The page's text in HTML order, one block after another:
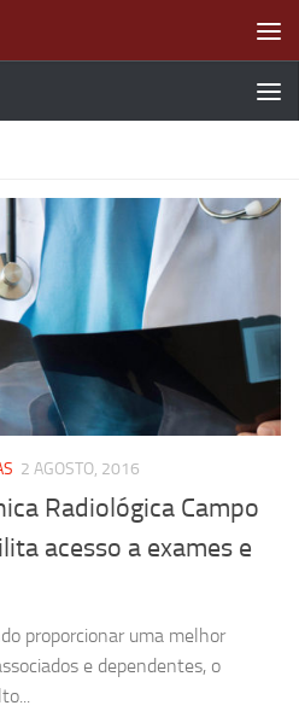
2 AGOSTO, 2016
Radiológica Campo
acesso a exames e
uma melhor
e dependentes, o